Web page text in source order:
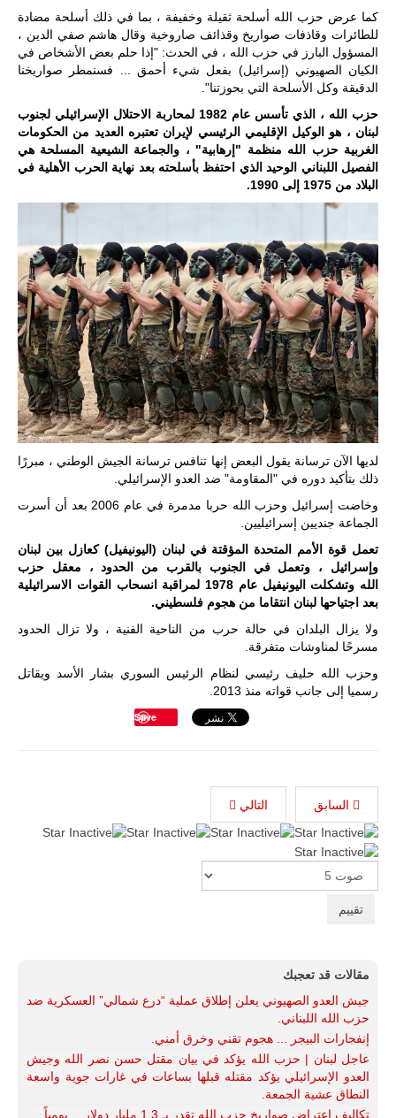
كما عرض حزب الله أسلحة ثقيلة وخفيفة ، بما في ذلك أسلحة مضادة
للطائرات وقاذفات صواريخ وقذائف صاروخية وقال هاشم صفي الدين ،
المسؤول البارز في حزب الله ، في الحدث: "إذا حلم بعض الأشخاص في
الكيان الصهيوني (إسرائيل) بفعل شيء أحمق ... فسنمطر صواريخنا
الدقيقة وكل الأسلحة التي بحوزتنا".
حزب الله ، الذي تأسس عام 1982 لمحاربة الاحتلال الإسرائيلي لجنوب
لبنان ، هو الوكيل الإقليمي الرئيسي لإيرانتعتبره العديد من الحكومات
الغربية حزب الله منظمة "إرهابية" ، والجماعة الشيعية المسلحة هي
الفصيل اللبناني الوحيد الذي احتفظ بأسلحته بعد نهاية الحرب الأهلية في
البلاد من 1975 إلى 1990.
لديها الآن ترسانة يقول البعض إنها تنافس ترسانة الجيش الوطني ، مبررًا
ذلك بتأكيد دوره في "المقاومة" ضد العدو الإسرائيلي.
وخاضت إسرائيل وحزب الله حربا مدمرة في عام 2006 بعد أن أسرت
الجماعة جنديين إسرائيليين.
تعمل قوة الأمم المتحدة المؤقتة في لبنان (اليونيفيل) كعازل بين لبنان
وإسرائيل ، وتعمل في الجنوب بالقرب من الحدود ، معقل حزب
الله
وتشكلت اليونيفيل عام 1978 لمراقبة انسحاب القوات الاسرائيلية
بعد اجتياحها لبنان انتقاما من هجوم فلسطيني.
ولا يزال البلدان في حالة حرب من الناحية الفنية ، ولا تزال الحدود
مسرحًا لمناوشات متفرقة.
وحزب الله حليف رئيسي لنظام الرئيس السوري بشار الأسد ويقاتل
رسميا إلى جانب قواته منذ 2013.
Save
السابق التالي
Rate
مقالات قد تعجبك
جيش العدو الصهيوني يعلن إطلاق عملية “درع شمالي” العسكرية ضد
حزب الله اللبناني.
إنفجارات البيجر ... هجوم تقني وخرق أمني.
عاجل لبنان | حزب الله يؤكد في بيان مقتل حسن نصر الله وجيش
العدو الإسرائيلي يؤكد مقتله قبلها بساعات في غارات جوية واسعة
النطاق عشية الجمعة.
تكاليف إعتراض صواريخ حزب الله تقدر بـ 1.3 مليار دولار… يومياً.